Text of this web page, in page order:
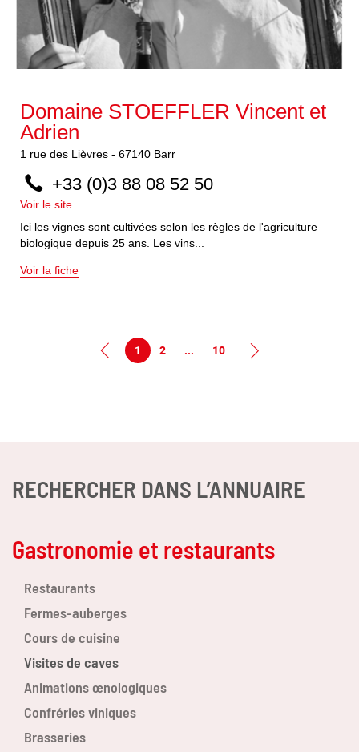
Domaine STOEFFLER Vincent et
Adrien
1 rue des Lièvres - 67140 Barr
+33 (0)3 88 08 52 50
Voir le site
Ici les vignes sont cultivées selon les règles de l'agriculture
biologique depuis 25 ans. Les vins...
Voir la fiche
1 2 ... 10
RECHERCHER DANS L’ANNUAIRE
Gastronomie et restaurants
Restaurants
Fermes-auberges
Cours de cuisine
Visites de caves
Animations œnologiques
Confréries viniques
Brasseries